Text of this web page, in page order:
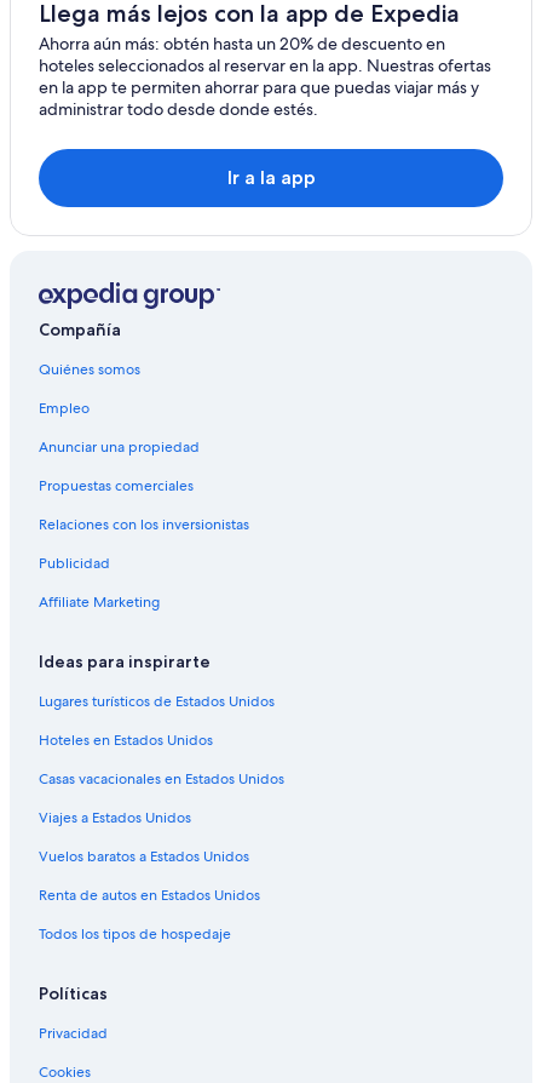
Hoteles Cápsula en Tasmania
Villas en Tasmania
Hoteles cerca de Centro de información turística de
Hoteles en South Riana
Cabañas en Roland
Hoteles cerca de Under The Oak
Hoteles en Ulverstone
Hoteles en Shorewell Park
Llega más lejos con la app de Expedia
Ahorra aún más: obtén hasta un 20% de descuento en
hoteles seleccionados al reservar en la app. Nuestras ofertas
en la app te permiten ahorrar para que puedas viajar más y
administrar todo desde donde estés.
Ir a la app
Compañía
Quiénes somos
Empleo
Anunciar una propiedad
Propuestas comerciales
Relaciones con los inversionistas
Publicidad
Affiliate Marketing
Ideas para inspirarte
Lugares turísticos de Estados Unidos
Hoteles en Estados Unidos
Casas vacacionales en Estados Unidos
Viajes a Estados Unidos
Vuelos baratos a Estados Unidos
Renta de autos en Estados Unidos
Todos los tipos de hospedaje
Políticas
Privacidad
Cookies